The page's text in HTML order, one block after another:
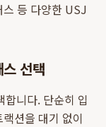
등 다양한 USJ
선택
합니다. 단순히 입
션을 대기 없이